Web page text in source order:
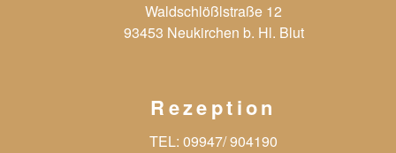
Waldschlößlstraße 12
93453 Neukirchen b. Hl. Blut
Rezeption
TEL: 09947/ 904190